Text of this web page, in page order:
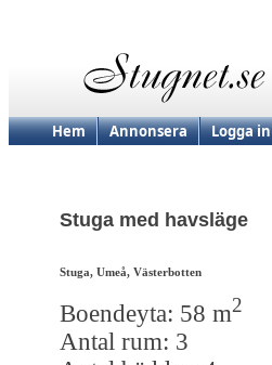
Hem Annonsera Logga in
Stuga med havsläge
Stuga, Umeå, Västerbotten
Boendeyta: 58 m2
Antal rum: 3